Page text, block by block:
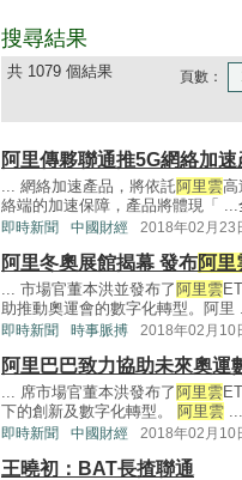
搜尋結果
共 1079 個結果 頁數：
阿里傳夥聯通推5G網絡加速
... 網絡加速產品，將依託阿里雲高
絡端的加速保障，產品將體現「 ...
即時新聞 中國財經 2018年02月23
阿里冬奧展館揭幕 發布阿里
... 市場官董本洪並發布了 阿里雲
助推動奧運會的數字化轉型。阿里
即時新聞 時事脈搏 2018年02月10
阿里巴巴致力協助未來奧運
... 席市場官董本洪發布了 阿里雲
下的創新及數字化轉型。 阿里雲 ...
即時新聞 中國財經 2018年02月10
王曉初：BAT長揸聯通